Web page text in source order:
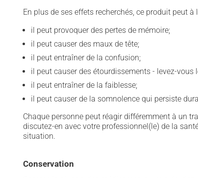
En plus de ses effets recherchés, ce produit peut
il peut provoquer des pertes de mémoire;
il peut causer des maux de tête;
il peut entraîner de la confusion;
il peut causer des étourdissements - levez-
il peut entraîner de la faiblesse;
il peut causer de la somnolence qui persiste
Chaque personne peut réagir différemment à un
discutez-en avec votre professionnel(le) de la
situation.
Conservation